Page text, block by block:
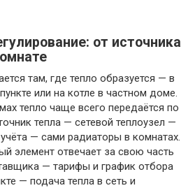
от источника
там, где тепло образуется — в
или на котле в частном доме.
тепло чаще всего передаётся по
тепла — сетевой теплоузел —
— сами радиаторы в комнатах.
элемент отвечает за свою часть
— тарифы и график отбора
— подача тепла в сеть и